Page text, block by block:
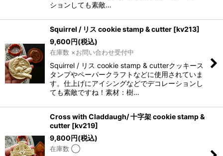
ションしても素敵…
Squirrel / リス cookie stamp & cutter [kv213]
9,600円(税込)
在庫数 ×お問い合わせ受付中
Squirrel / リス cookie stamp & cutterクッキース
タンプやペーパークラフトなどに使用されていま
す。仕上げにアイシングなどでデコレーションし
ても素敵ですね！素材：樹…
Cross with Claddaugh/ 十字架 cookie stamp &
cutter [kv219]
9,800円(税込)
在庫数 ◯